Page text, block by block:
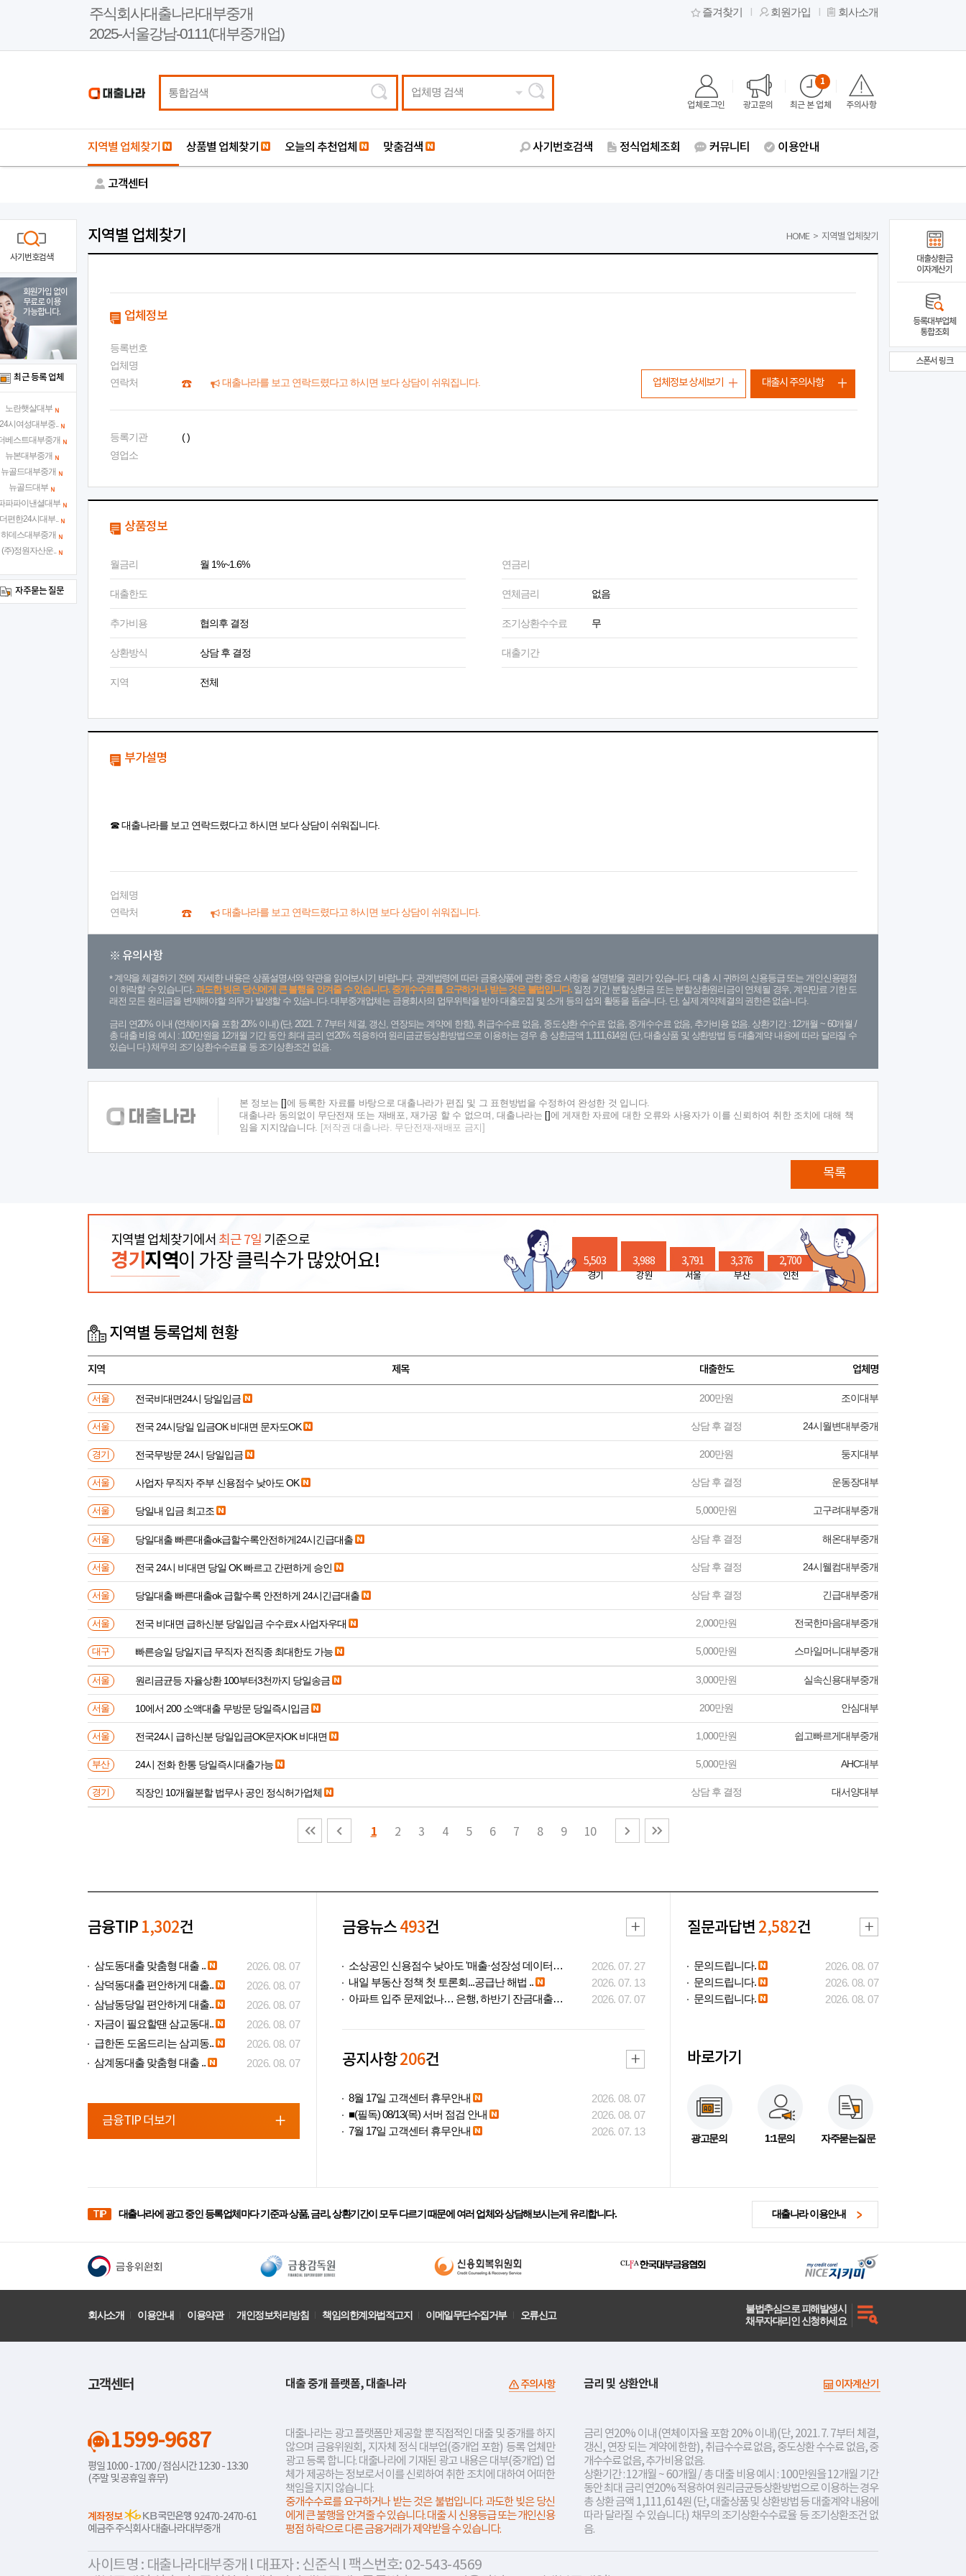
주식회사대출나라대부중개
2025-서울강남-0111(대부중개업)
즐겨찾기 회원가입 회사소개
업체명 검색
업체로그인 광고문의 최근 본 업체
1
주의사항
지역별 업체찾기 상품별 업체찾기 오늘의 추천업체 맞춤검색 사기번호검색 정식업체조회 커뮤니티 이용안내
고객센터
지역별 업체찾기 HOME > 지역별 업체찾기
업체정보
등록번호
업체명
연락처
대출나라를 보고 연락드렸다고 하시면 보다 상담이 쉬워집니다.
등록기관
( )
영업소
업체정보 상세보기 대출시 주의사항
상품정보
월금리 월 1%~1.6% 연금리
대출한도 연체금리 없음
추가비용 협의후 결정 조기상환수수료 무
상환방식 상담 후 결정 대출기간
지역 전체
부가설명
☎ 대출나라를 보고 연락드렸다고 하시면 보다 상담이 쉬워집니다.
업체명
연락처
대출나라를 보고 연락드렸다고 하시면 보다 상담이 쉬워집니다.
※ 유의사항
계약을 체결하기 전에 자세한 내용은 상품설명서와 약관을 읽어보시기 바랍니다. 관계법령에 따라 금융상품에 관한 중요 사항을 설명받을 권리가 있습니다. 대출 시 귀하의 신용등급 또는 개인신용평점
이 하락할 수 있습니다.과도한 빚은 당신에게 큰 불행을 안겨줄 수 있습니다. 중개수수료를 요구하거나 받는 것은 불법입니다.일정 기간 분할상환금 또는 분할상환원리금이 연체될 경우, 계약만료 기한 도
래전 모든 원리금을 변제해야할 의무가 발생할 수 있습니다. 대부중개업체는 금융회사의 업무위탁을 받아 대출모집 및 소개 등의 섭외 활동을 돕습니다. 단, 실제 계약체결의 권한은 없습니다.
금리 연20% 이내 (연체이자율 포함 20% 이내) (단, 2021. 7. 7부터 체결, 갱신, 연장되는 계약에 한함), 취급수수료 없음, 중도상환 수수료 없음, 중개수수료 없음, 추가비용 없음. 상환기간 : 12개월 ~ 60개월 /
총 대출 비용 예시 : 100만원을 12개월 기간 동안 최대 금리 연20% 적용하여 원리금균등상환방법으로 이용하는 경우 총 상환금액 1,111,614원 (단, 대출상품 및 상환방법 등 대출계약 내용에 따라 달라질 수
있습니 다.) 채무의 조기상환수수료율 등 조기상환조건 없음.
본 정보는
에 등록한 자료를 바탕으로 대출나라가 편집 및 그 표현방법을 수정하여 완성한 것 입니다.
대출나라 동의없이 무단전재 또는 재배포, 재가공 할 수 없으며, 대출나라는
에 게재한 자료에 대한 오류와 사용자가 이를 신뢰하여 취한 조치에 대해 책
임을 지지않습니다.
[저작권 대출나라. 무단전재-재배포 금지]
목록
지역별 업체찾기에서 최근 7일 기준으로
경기 지역이 가장 클릭수가 많았어요! 5,503
경기
3,988
강원
3,791
서울
3,376
부산
2,700
인천
지역별 등록업체 현황
지역 제목 대출한도 업체명
서울 전국비대면24시 당일입금 200만원 조이대부
서울 전국 24시당일 입금OK 비대면 문자도OK 상담 후 결정 24시월변대부중개
경기 전국무방문 24시 당일입금 200만원 둥지대부
서울 사업자 무직자 주부 신용점수 낮아도 OK 상담 후 결정 운동장대부
서울 당일내 입금 최고조 5,000만원 고구려대부중개
서울 당일대출 빠른대출ok급할수록안전하게24시긴급대출 상담 후 결정 해온대부중개
서울 전국 24시 비대면 당일 OK 빠르고 간편하게 승인 상담 후 결정 24시웰컴대부중개
서울 당일대출 빠른대출ok 급할수록 안전하게 24시긴급대출 상담 후 결정 긴급대부중개
서울 전국 비대면 급하신분 당일입금 수수료x 사업자우대 2,000만원 전국한마음대부중개
대구 빠른승일 당일지급 무직자 전직종 최대한도 가능 5,000만원 스마일머니대부중개
서울 원리금균등 자율상환 100부터3천까지 당일송금 3,000만원 실속신용대부중개
서울 10에서 200 소액대출 무방문 당일즉시입금 200만원 안심대부
서울 전국24시 급하신분 당일입금OK문자OK 비대면 1,000만원 쉽고빠르게대부중개
부산 24시 전화 한통 당일즉시대출가능 5,000만원 AHC대부
경기 직장인 10개월분할 법무사 공인 정식허가업체 상담 후 결정 대서양대부
1 2 3 4 5 6 7 8 9 10
사기번호검색
회원가입 없이
무료로 이용
가능합니다.
최근 등록 업체
노란햇살대부
시여성대부중..
베스트대부중개
뉴본대부중개
뉴골드대부중개
뉴골드대부
파파이낸셜대부
편한24시대부..
하데스대부중개
(주)정원자산운..
자주묻는 질문
대출상환금
이자계산기
등록대부업체
통합조회
스폰서 링크
금융TIP 1,302건
삼도동대출 맞춤형 대출 ..
2026. 08. 07
삼덕동대출 편안하게 대출..
2026. 08. 07
삼남동당일 편안하게 대출..
2026. 08. 07
자금이 필요할땐 삼교동대..
2026. 08. 07
급한돈 도움드리는 삼괴동..
2026. 08. 07
삼계동대출 맞춤형 대출 ..
2026. 08. 07
금융TIP 더보기
금융뉴스493건
소상공인 신용점수 낮아도 '매출·성장성 데이터..
2026. 07. 27
내일 부동산 정책 첫 토론회...공급난 해법 ..
2026. 07. 13
아파트 입주 문제없나… 은행, 하반기 잔금대출..
2026. 07. 07
공지사항206건
8월 17일 고객센터 휴무안내
2026. 08. 07
■(필독) 08/13(목) 서버 점검 안내
2026. 08. 07
7월 17일 고객센터 휴무안내
2026. 07. 13
질문과답변 2,582건
문의드립니다.
2026. 08. 07
문의드립니다.
2026. 08. 07
문의드립니다.
2026. 08. 07
바로가기
광고문의 1:1문의 자주묻는질문
TIP 대출나라에 광고 중인 등록업체마다 기준과 상품, 금리, 상환기간이 모두 다르기 때문에 여러 업체와 상담해보시는게 유리합니다. 대출나라 이용안내
회사소개 이용안내 이용약관 개인정보처리방침 책임의한계와법적고지 이메일무단수집거부 오류신고
불법추심으로 피해발생시
채무자대리인 신청하세요
고객센터
1599-9687
평일 10:00 - 17:00 / 점심시간 12:30 - 13:30
(주말 및 공휴일 휴무)
계좌정보
92470-2470-61
예금주 주식회사 대출나라대부중개
대출 중개 플랫폼, 대출나라 주의사항
대출나라는 광고 플랫폼만 제공할 뿐 직접적인 대출 및 중개를 하지
않으며 금융위원회, 지자체 정식 대부업(중개업 포함) 등록 업체만
광고 등록 합니다. 대출나라에 기재된 광고 내용은 대부(중개업) 업
체가 제공하는 정보로서 이를 신뢰하여 취한 조치에 대하여 어떠한
책임을 지지 않습니다.
중개수수료를 요구하거나 받는 것은 불법입니다. 과도한 빚은 당신
에게 큰 불행을 안겨줄 수 있습니다. 대출 시 신용등급 또는 개인신용
평점 하락으로 다른 금융거래가 제약받을 수 있습니다.
금리 및 상환안내 이자계산기
금리 연20% 이내 (연체이자율 포함 20% 이내)(단, 2021. 7. 7부터 체결,
갱신, 연장 되는 계약에 한함), 취급수수료 없음, 중도상환 수수료 없음, 중
개수수료 없음, 추가비용 없음.
상환기간 : 12개월 ~ 60개월 / 총 대출 비용 예시 : 100만원을 12개월 기간
동안 최대 금리 연20% 적용하여 원리금균등상환방법으로 이용하는 경우
총 상환 금액 1,111,614원 (단, 대출상품 및 상환방법 등 대출계약 내용에
따라 달라질 수 있습니다.) 채무의 조기상환수수료율 등 조기상환조건 없
음.
사이트명 : 대출나라대부중개 l 대표자 : 신준식 l 팩스번호: 02-543-4569